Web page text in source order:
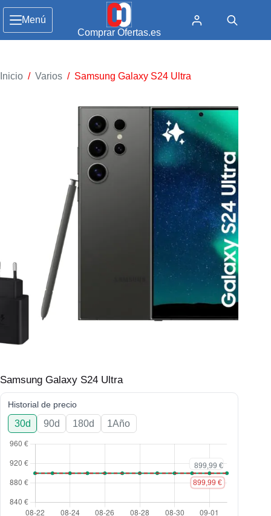
Menú
Comprar Ofertas.es
Inicio / Varios / Samsung Galaxy S24 Ultra
Samsung Galaxy S24 Ultra
Historial de precio
30d 90d 180d 1Año